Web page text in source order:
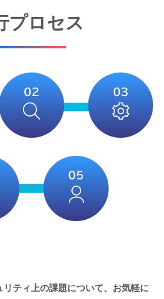
プロセス
ティ上の課題について、お気軽に